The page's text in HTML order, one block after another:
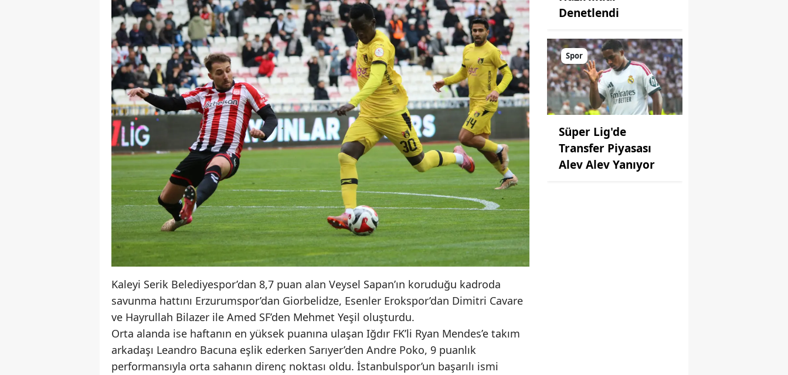
Mersin
İstanbul
İzmir
Kars
Kastamonu
Kayseri
Kırklareli
Kırşehir
Kocaeli
Konya
Kütahya
Malatya
Kahramanmaraş
Kaleyi Serik Belediyespor’dan 8,7 puan alan Veysel Sapan’ın koruduğu kadroda
savunma hattını Erzurumspor’dan Giorbelidze, Esenler Erokspor’dan Dimitri Cavare
ve Hayrullah Bilazer ile Amed SF’den Mehmet Yeşil oluşturdu.
Orta alanda ise haftanın en yüksek puanına ulaşan Iğdır FK’li Ryan Mendes’e takım
arkadaşı Leandro Bacuna eşlik ederken Sarıyer’den Andre Poko, 9 puanlık
performansıyla orta sahanın direnç noktası oldu. İstanbulspor’un başarılı ismi
Denetlendi
Spor
Süper Lig'de
Transfer Piyasası
Alev Alev Yanıyor